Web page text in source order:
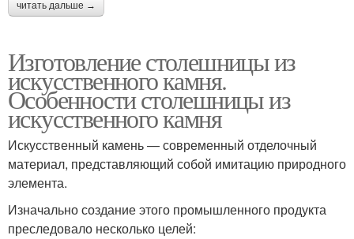
читать дальше →
Изготовление столешницы из
искусственного камня.
Особенности столешницы из
искусственного камня
Искусственный камень — современный отделочный
материал, представляющий собой имитацию природного
элемента.
Изначально создание этого промышленного продукта
преследовало несколько целей: